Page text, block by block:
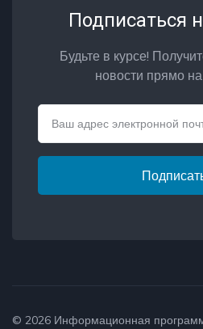
Подписаться
Будьте в курсе!
новости прямо
© 2026 Информационная